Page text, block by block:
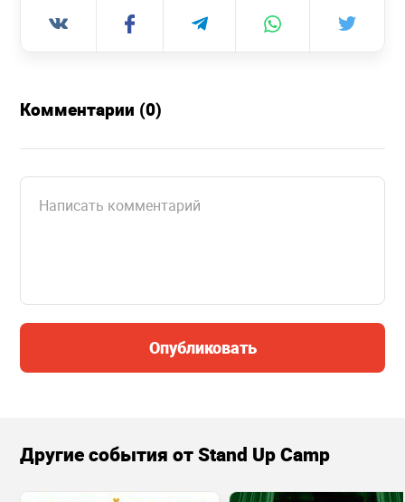
Комментарии (0)
Опубликовать
Другие cобытия от Stand Up Camp